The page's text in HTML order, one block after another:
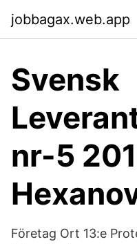
jobbagax.web.app
Svensk
nr-5
Företag Ort 13:e